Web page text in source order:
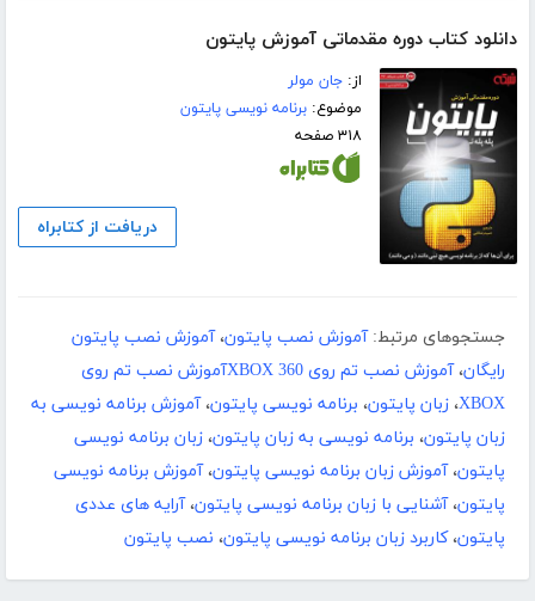
دانلود کتاب دوره مقدماتی آموزش پایتون
از:جان مولر
موضوع:برنامه نویسی پایتون
۳۱۸ صفحه
دریافت از کتابراه
جستجوهای مرتبط: آموزش نصب پایتون،آموزش نصب پایتون
رایگان،
آموزش نصب تم روی XBOX 360آموزش نصب تم روی
XBOX، زبان پایتون، برنامه نویسی پایتون،آموزش برنامه نویسی به
زبان پایتون، برنامه نویسی به زبان پایتون، زبان برنامه نویسی
پایتون،آموزش زبان برنامه نویسی پایتون،آموزش برنامه نویسی
پایتون،آشنایی با زبان برنامه نویسی پایتون،آرایه های عددی
پایتون،کاربرد زبان برنامه نویسی پایتون، نصب پایتون